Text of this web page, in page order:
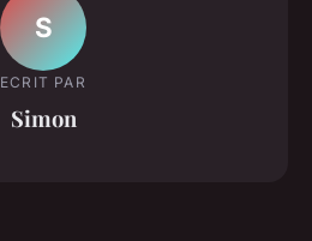
S
ECRIT PAR
Simon